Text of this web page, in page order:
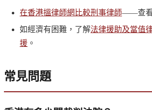
在香港搵律師網比較刑事律師——查看
如經濟有困難，了解法律援助及當值
援 。
常見問題